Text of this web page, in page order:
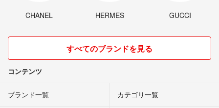
CHANEL HERMES GUCCI
すべてのブランドを見る
コンテンツ
ブランド一覧 カテゴリ一覧